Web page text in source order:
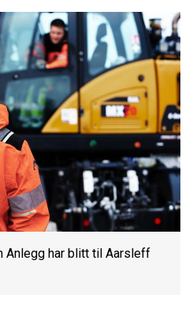
Anlegg har blitt til Aarsleff